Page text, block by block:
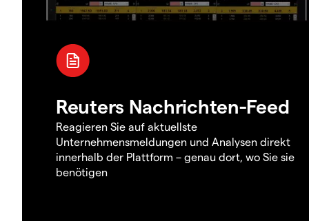
Reuters Nachrichten-Feed
Reagieren Sie auf aktuellste
Unternehmensmeldungen und Analysen direkt
innerhalb der Plattform – genau dort, wo Sie sie
benötigen